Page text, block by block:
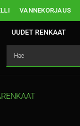
VANNEKORJAUS
UUDET RENKAAT